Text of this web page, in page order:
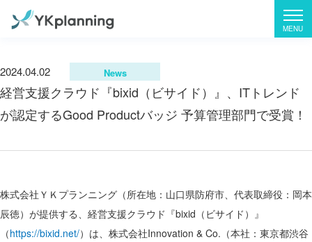
2024.04.02 News
経営支援クラウド『bixid（ビサイド）』、ITトレンド
が認定するGood Productバッジ 予算管理部門で受賞！
株式会社ＹＫプランニング（所在地：山口県防府市、代表取締役：岡本
辰徳）が提供する、経営支援クラウド『bixid（ビサイド）』
（https://bixid.net/）は、株式会社Innovation & Co.（本社：東京都渋谷